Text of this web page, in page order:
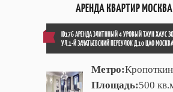
АРЕНДА КВАРТИР
ID176 АРЕНДА ЭЛИТННЫЙ 4 УРОВЫЙ ТАУН ХАУС
УЛ.1-Й ЗАЧАТЬЕВСКИЙ ПЕРЕУЛОК Д.10 ЦАО МОСКВА
Метро:
Площадь:500